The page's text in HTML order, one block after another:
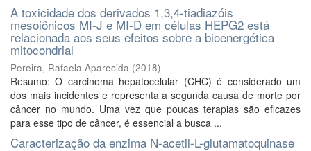
A toxicidade dos derivados 1,3,4-tiadiazóis
mesoiônicos MI-J e MI-D em células HEPG2 está
relacionada aos seus efeitos sobre a bioenergética
mitocondrial
Pereira, Rafaela Aparecida (2018)
Resumo: O carcinoma hepatocelular (CHC) é considerado um
dos mais incidentes e representa a segunda causa de morte por
câncer no mundo. Uma vez que poucas terapias são eficazes
para esse tipo de câncer, é essencial a busca ...
Caracterização da enzima N-acetil-L-glutamatoquinase